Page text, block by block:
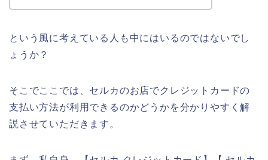
という風に考えている人も中にはいるのではないでし
ょうか？
そこでここでは、セルカのお店でクレジットカードの
支払い方法が利用できるのかどうかを分かりやすく解
説させていただきます。